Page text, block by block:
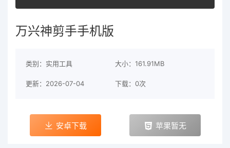
万兴神剪手手机版
类别：实用工具 大小：161.91MB
更新：2026-07-04 下载：0次
安卓下载 苹果暂无